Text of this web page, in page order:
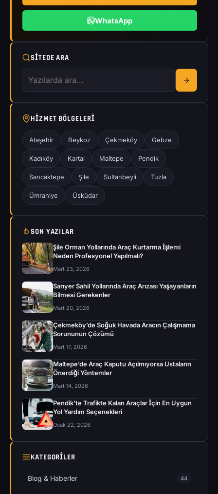
WhatsApp
SITEDE ARA
HIZMET BÖLGELERI
Ataşehir Beykoz Çekmeköy Gebze
Kadıköy Kartal Maltepe Pendik
Sancaktepe Şile Sultanbeyli Tuzla
Ümraniye Üsküdar
SON YAZILAR
Şile Orman Yollarında Araç Kurtarma İşlemi
Neden Profesyonel Yapılmalı?
Mart 23, 2026
Sarıyer Sahil Yollarında Araç Arızası Yaşayanların
Bilmesi Gerekenler
Mart 20, 2026
Çekmeköy’de Soğuk Havada Aracın Çalışmama
Sorununun Çözümü
Mart 17, 2026
Maltepe’de Araç Kaputu Açılmıyorsa Ustaların
Önerdiği Yöntemler
Mart 14, 2026
Pendik’te Trafikte Kalan Araçlar İçin En Uygun
Yol Yardım Seçenekleri
Ocak 22, 2026
KATEGORILER
Blog & Haberler 44